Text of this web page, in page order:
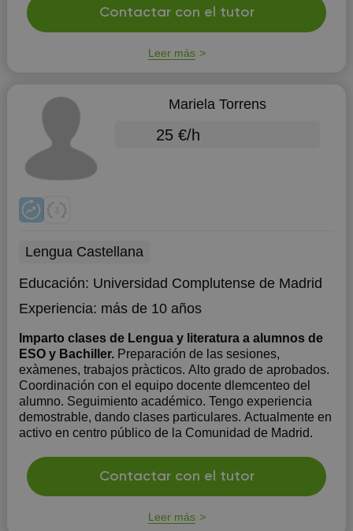
Contactar con el tutor
Leer más
Mariela Torrens
25 €/h
Lengua Castellana
Educación: Universidad Complutense de Madrid
Experiencia: más de 10 años
Imparto clases de Lengua y literatura a alumnos de
ESO y Bachiller. Preparación de las sesiones,
exàmenes, trabajos pràcticos. Alto grado de aprobados.
Coordinación con el equipo docente dlemcenteo del
alumno. Seguimiento académico. Tengo experiencia
demostrable, dando clases particulares. Actualmente en
activo en centro público de la Comunidad de Madrid.
Contactar con el tutor
Leer más